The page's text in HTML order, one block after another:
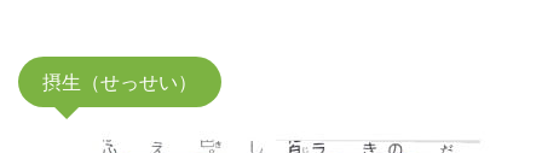
摂生（せっせい）